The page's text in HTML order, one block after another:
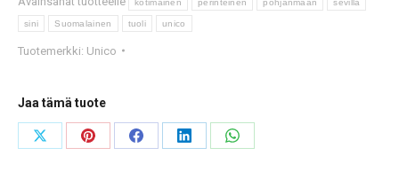
Useita
värivaihtoehtoja.
sini Suomalainen tuoli unico
Tuotemerkki: Unico
Jaa tämä tuote
Share
Share
Share
Share
Share